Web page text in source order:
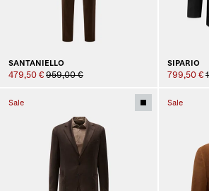
SANTANIELLO
479,50 € 959,00 €
SIPARIO
799,50 €
Sale Sale